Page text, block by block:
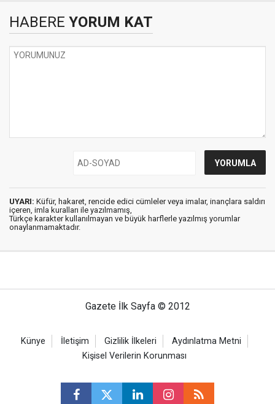
HABERE YORUM KAT
UYARI: Küfür, hakaret, rencide edici cümleler veya imalar, inançlara saldırı
içeren, imla kuralları ile yazılmamış,
Türkçe karakter kullanılmayan ve büyük harflerle yazılmış yorumlar
onaylanmamaktadır.
Gazete İlk Sayfa © 2012
Künye İletişim Gizlilik İlkeleri
Aydınlatma Metni
Kişisel Verilerin Korunması